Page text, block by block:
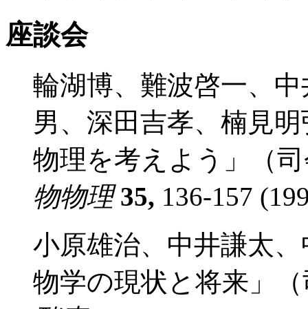
座談会
輪湖博、難波啓一、
男、深田吉孝、楠見
物理を考えよう」（
物物理 35, 136-157
小原雄治、中井謙太
物学の現状と将来」